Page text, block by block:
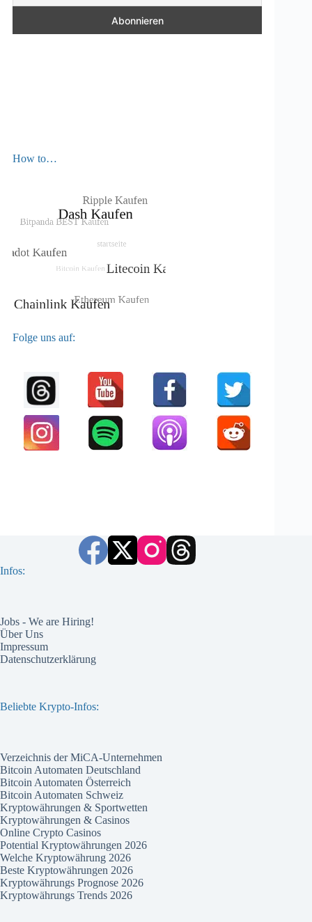
How to…
Folge uns auf:
Infos:
Jobs - We are Hiring!
Über Uns
Impressum
Datenschutzerklärung
Beliebte Krypto-Infos:
Verzeichnis der MiCA-Unternehmen
Bitcoin Automaten Deutschland
Bitcoin Automaten Österreich
Bitcoin Automaten Schweiz
Kryptowährungen & Sportwetten
Kryptowährungen & Casinos
Online Crypto Casinos
Potential Kryptowährungen 2026
Welche Kryptowährung 2026
Beste Kryptowährungen 2026
Kryptowährungs Prognose 2026
Kryptowährungs Trends 2026